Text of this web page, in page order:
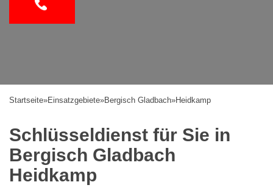
Startseite»Einsatzgebiete»Bergisch Gladbach»Heidkamp
Schlüsseldienst für Sie in
Bergisch Gladbach
Heidkamp